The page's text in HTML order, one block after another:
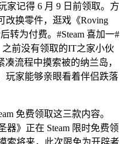
家记得 6 月 9 日前领取。方
改换零件，逛戏《Roving
转为付费。#Steam 喜加一#
前没有领取的IT之家小伙
流程中摸索被的纳兰岛，
玩家能够亲眼看着伴侣跌落
免费领取这三款内容。
器》正在 Steam 限时免费领
索将来，此次限免为开辟者